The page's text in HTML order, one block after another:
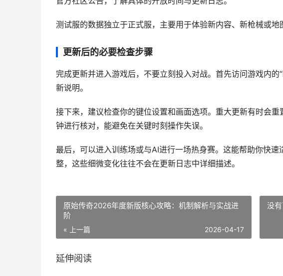
测试服的数据独立于正式服，主要用于体验新内容、新枪械或地
更新后的必要检查步骤
完成更新并进入游戏后，不要立刻投入对战。首先访问游戏内的
新说明。
接下来，建议检查你的键位设置和画面选项。重大更新有时会
钟进行核对，能避免在关键时刻操作失误。
最后，可以进入训练场或与AI进行一场热身赛。这能帮助你快
整，这些细微变化往往不会在更新日志中详细描述。
原始传奇2026年度新版核心攻略：机制解析与实战进
阶
« 上一篇 2026-04-17
没有
延伸阅读